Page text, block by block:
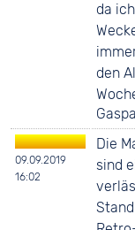
da
den
09.09.2019
16:02
Die
sind